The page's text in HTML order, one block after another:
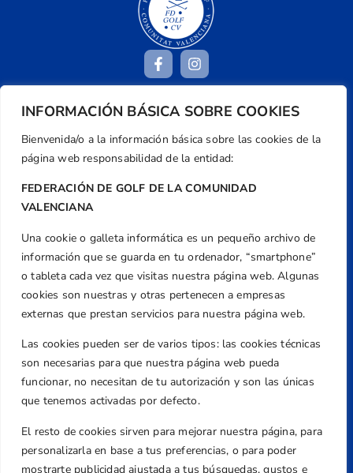
INFORMACIÓN BÁSICA SOBRE COOKIES
Bienvenida/o a la información básica sobre las cookies de la
página web responsabilidad de la entidad:
FEDERACIÓN DE GOLF DE LA COMUNIDAD
VALENCIANA
Una cookie o galleta informática es un pequeño archivo de
información que se guarda en tu ordenador, “smartphone”
o tableta cada vez que visitas nuestra página web. Algunas
cookies son nuestras y otras pertenecen a empresas
externas que prestan servicios para nuestra página web.
Las cookies pueden ser de varios tipos: las cookies técnicas
son necesarias para que nuestra página web pueda
funcionar, no necesitan de tu autorización y son las únicas
que tenemos activadas por defecto.
El resto de cookies sirven para mejorar nuestra página, para
personalizarla en base a tus preferencias, o para poder
mostrarte publicidad ajustada a tus búsquedas, gustos e
Centre de L´Esport, Carrer d'Isaac Peral i
Caballero, Nº 5, Despachos 2 y 3, 46980,
Valencia
federacion@golfcv.com
Aviso Legal
Transparencia
Normativa
Federación
Revista